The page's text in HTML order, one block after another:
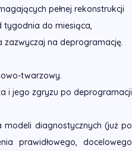
pełnej rekonstrukcji
tygodnia do miesiąca,
zazwyczaj na deprogramację.
twarzowy.
i jego zgryzu po deprogramacji
diagnostycznych (już po
prawidłowego, docelowego